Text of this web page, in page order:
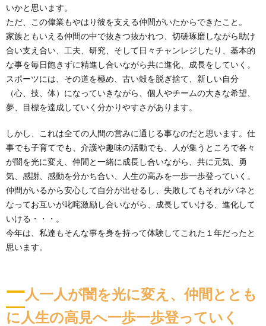
いかと思います。
ただ、この偉業もやはり彼を支える仲間がいたからできたこと。
家族ともいえる仲間の中で抜きつ抜かれつ、切磋琢磨しながら助け
合い支え合い、工夫、研究、そして日々チャンレジしたり、基本的
な事を毎日飽きずに精進し合いながら共に進化、成長をしていく。
スポーツには、その道を極め、古い殻を脱ぎ捨て、新しい自分
（心、技、体）になっていきながら、個人やチームの大きな希望、
夢、目標を達成していく分かりやすさがあります。
しかし、これは全ての人間の営みに通じる事なのだと思います。仕
事でも子育てでも、介護や趣味の活動でも、人が集うところで各々
が闇を光に変え、仲間と一緒に成長し合いながら、共に元気、勇
気、感謝、感動を分かち合い、人生の高みを一歩一歩登っていく。
仲間がいるから安心して自分が出せるし、失敗してもそれがバネと
なってお互いが叱咤激励し合いながら、成長していける、進化して
いける・・・。
今年は、私達もそんな事を身を持って体験してこれた１年だったと
思います。
一人一人が闇を光に変え、仲間ととも
に人生の高見へ一歩一歩登っていく